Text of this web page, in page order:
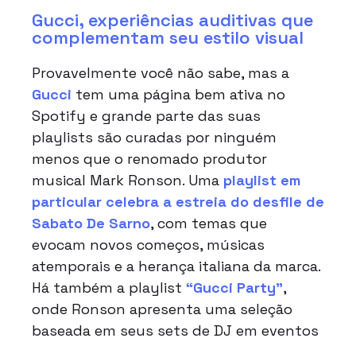
Gucci, experiências auditivas que
complementam seu estilo visual
Provavelmente você não sabe, mas a
Gucci tem uma página bem ativa no
Spotify e grande parte das suas
playlists são curadas por ninguém
menos que o renomado produtor
musical Mark Ronson. Uma playlist em
particular celebra a estreia do desfile de
Sabato De Sarno, com temas que
evocam novos começos, músicas
atemporais e a herança italiana da marca.
Há também a playlist “Gucci Party”,
onde Ronson apresenta uma seleção
baseada em seus sets de DJ em eventos